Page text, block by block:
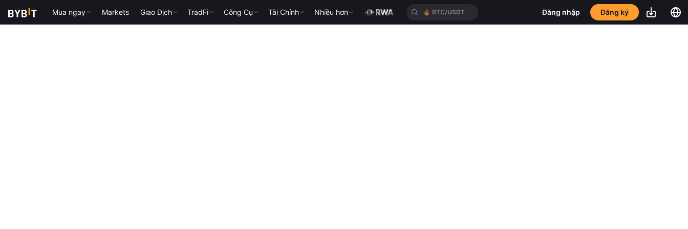
Mua ngay Markets Giao Dịch TradFi Công Cụ Tài Chính Nhiều hơn 🔥 BTC/USDT Đăng nhập Đăng ký